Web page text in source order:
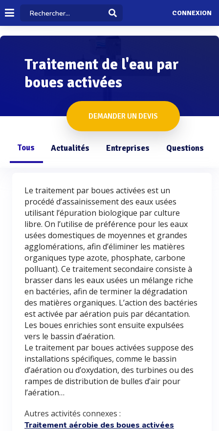
CONNEXION
Traitement de l'eau par
boues activées
DEMANDER UN DEVIS
Tous Actualités Entreprises Questions
Le traitement par boues activées est un
procédé d’assainissement des eaux usées
utilisant l’épuration biologique par culture
libre. On l’utilise de préférence pour les eaux
usées domestiques de moyennes et grandes
agglomérations, afin d’éliminer les matières
organiques type azote, phosphate, carbone
polluant). Ce traitement secondaire consiste à
brasser dans les eaux usées un mélange riche
en bactéries, afin de terminer la dégradation
des matières organiques. L’action des bactéries
est activée par aération puis par décantation.
Les boues enrichies sont ensuite expulsées
vers le bassin d’aération.
Le traitement par boues activées suppose des
installations spécifiques, comme le bassin
d’aération ou d’oxydation, des turbines ou des
rampes de distribution de bulles d’air pour
l’aération…
Autres activités connexes :
Traitement aérobie des boues activées